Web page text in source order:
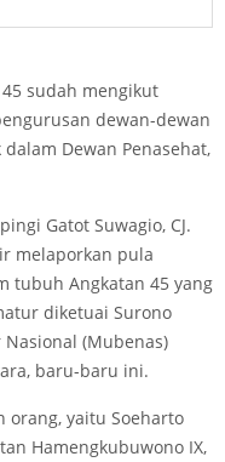
sudah mengikut
dewan-dewan
Dewan Penasehat,
Gatot Suwagio, CJ.
melaporkan pula
tubuh Angkatan 45 yang
diketuai Surono
(Mubenas)
baru-baru ini.
orang, yaitu Soeharto
Hamengkubuwono IX,